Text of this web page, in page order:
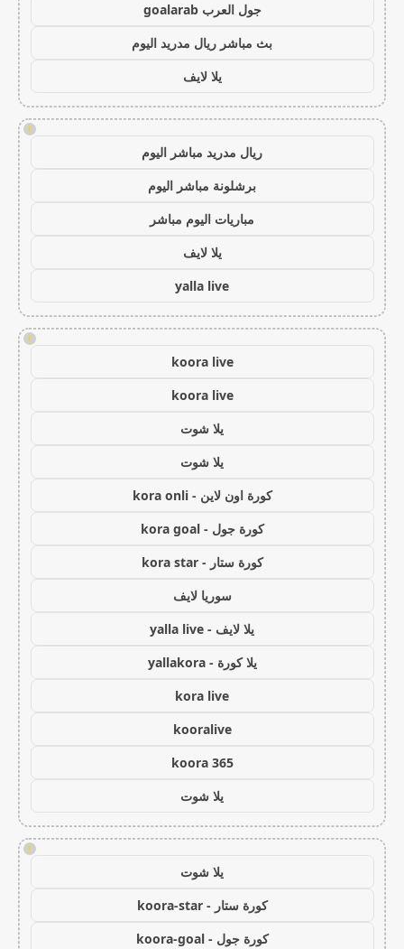
جول العرب goalarab
بث مباشر ريال مدريد اليوم
يلا لايف
!
ريال مدريد مباشر اليوم
برشلونة مباشر اليوم
مباريات اليوم مباشر
يلا لايف
yalla live
!
koora live
koora live
يلا شوت
يلا شوت
كورة اون لاين - kora onli
كورة جول - kora goal
كورة ستار - kora star
سوريا لايف
يلا لايف - yalla live
يلا كورة - yallakora
kora live
kooralive
koora 365
يلا شوت
!
يلا شوت
كورة ستار - koora-star
كورة جول - koora-goal